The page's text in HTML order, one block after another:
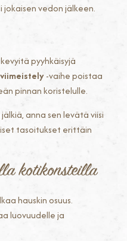
jokaisen vedon jälkeen.
pyyhkäisyjä
-vaihe poistaa
pinnan koristelulle.
anna sen levätä viisi
tasoitukset erittäin
kotikonsteilla
hauskin osuus.
luovuudelle ja